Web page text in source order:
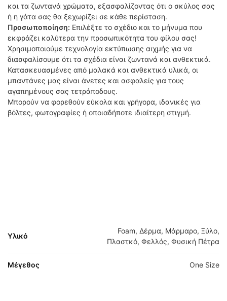
και τα ζωντανά χρώματα, εξασφαλίζοντας ότι ο σκύλος σας
ή η γάτα σας θα ξεχωρίζει σε κάθε περίσταση.
Προσωποποίηση: Επιλέξτε το σχέδιο και το μήνυμα που
εκφράζει καλύτερα την προσωπικότητα του φίλου σας!
Χρησιμοποιούμε τεχνολογία εκτύπωσης αιχμής για να
διασφαλίσουμε ότι τα σχέδια είναι ζωντανά και ανθεκτικά.
Κατασκευασμένες από μαλακά και ανθεκτικά υλικά, οι
μπαντάνες μας είναι άνετες και ασφαλείς για τους
αγαπημένους σας τετράποδους.
Μπορούν να φορεθούν εύκολα και γρήγορα, ιδανικές για
βόλτες, φωτογραφίες ή οποιαδήποτε ιδιαίτερη στιγμή.
Υλικό
Foam, Δέρμα, Μάρμαρο, Ξύλο,
Πλαστκό, Φελλός, Φυσική Πέτρα
Μέγεθος One Size